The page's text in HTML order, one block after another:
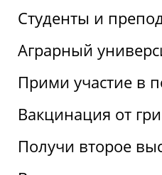
Студенты и
Аграрный
Прими участие в
Вакцинация от
Получи второе